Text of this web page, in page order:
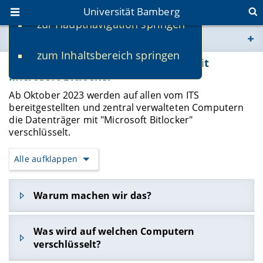
zur Hauptnavigation springen
zum Inhaltsbereich springen
Universität Bamberg
www.uni-bamberg.de
univis.uni-bamberg.de
fis.uni-bamberg.de
Verschlüsselung der Datenträger mit
Microsoft Bitlocker
Ab Oktober 2023 werden auf allen vom ITS
bereitgestellten und zentral verwalteten Computern
die Datenträger mit "Microsoft Bitlocker"
verschlüsselt.
Alle aufklappen
Warum machen wir das?
Wenn Ihr Computer in falsche Hände gerät
(verloren, gestohlen etc.), kann er zunächst ohne
Zugangsdaten (Benutzernamen und Kennwort)
Was wird auf welchen Computern
verschlüsselt?